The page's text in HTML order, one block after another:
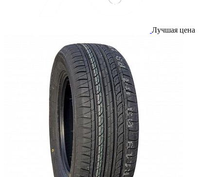
Лучшая цена